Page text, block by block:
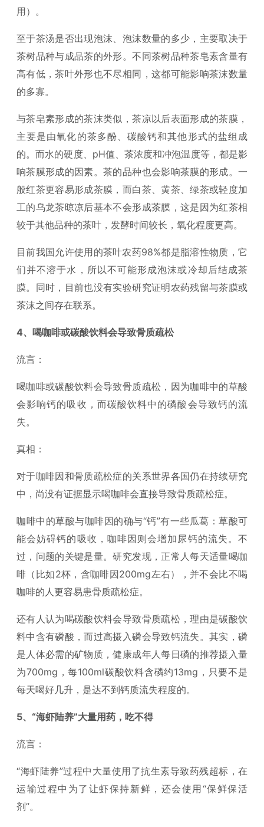
用）。
至于茶汤是否出现泡沫、泡沫数量的多少，主要取决于
茶树品种与成品茶的外形。不同茶树品种茶皂素含量有
高有低，茶叶外形也不尽相同，这都可能影响茶沫数量
的多寡。
与茶皂素形成的茶沫类似，茶凉以后表面形成的茶膜，
主要是由氧化的茶多酚、碳酸钙和其他形式的盐组成
的。而水的硬度、pH值、茶浓度和冲泡温度等，都是影
响茶膜形成的因素。茶的品种也会影响茶膜的形成。一
般红茶更容易形成茶膜，而白茶、黄茶、绿茶或轻度加
工的乌龙茶晾凉后基本不会形成茶膜，这是因为红茶相
较于其他品种的茶叶，发酵时间较长，氧化程度更高。
目前我国允许使用的茶叶农药98%都是脂溶性物质，它
们并不溶于水，所以不可能形成泡沫或冷却后结成茶
膜。同时，目前也没有实验研究证明农药残留与茶膜或
茶沫之间存在联系。
4、喝咖啡或碳酸饮料会导致骨质疏松
流言：
喝咖啡或碳酸饮料会导致骨质疏松，因为咖啡中的草酸
会影响钙的吸收，而碳酸饮料中的磷酸会导致钙的流
失。
真相：
对于咖啡因和骨质疏松症的关系世界各国仍在持续研究
中，尚没有证据显示喝咖啡会直接导致骨质疏松症。
咖啡中的草酸与咖啡因的确与“钙”有一些瓜葛：草酸可
能会妨碍钙的吸收，咖啡因则会增加尿钙的流失。不
过，问题的关键是量。研究发现，正常人每天适量喝咖
啡（比如2杯，含咖啡因200mg左右），并不会比不喝
咖啡的人更容易患骨质疏松症。
还有人认为喝碳酸饮料会导致骨质疏松，理由是碳酸饮
料中含有磷酸，而过高摄入磷会导致钙流失。其实，磷
是人体必需的矿物质，健康成年人每日磷的推荐摄入量
为700mg，每100ml碳酸饮料含磷约13mg，只要不是
每天喝好几升，是达不到钙质流失程度的。
5、“海虾陆养”大量用药，吃不得
流言：
“海虾陆养”过程中大量使用了抗生素导致药残超标，在
运输过程中为了让虾保持新鲜，还会使用“保鲜保活
剂”。